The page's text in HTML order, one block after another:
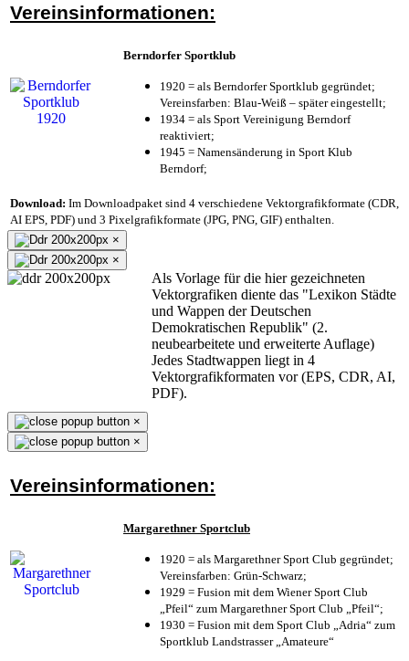
Vereinsinformationen:
Berndorfer Sportklub
1920 = als Berndorfer Sportklub gegründet;
Vereinsfarben: Blau-Weiß – später eingestellt;
1934 = als Sport Vereinigung Berndorf
reaktiviert;
1945 = Namensänderung in Sport Klub
Berndorf;
Download: Im Downloadpaket sind 4 verschiedene Vektorgrafikformate (CDR,
AI EPS, PDF) und 3 Pixelgrafikformate (JPG, PNG, GIF) enthalten.
×
×
Als Vorlage für die hier gezeichneten
Vektorgrafiken diente das "Lexikon Städte
und Wappen der Deutschen
Demokratischen Republik" (2.
neubearbeitete und erweiterte Auflage)
Jedes Stadtwappen liegt in 4
Vektorgrafikformaten vor (EPS, CDR, AI,
PDF).
×
×
Vereinsinformationen:
Margarethner Sportclub
1920 = als Margarethner Sport Club gegründet;
Vereinsfarben: Grün-Schwarz;
1929 = Fusion mit dem Wiener Sport Club
„Pfeil“ zum Margarethner Sport Club „Pfeil“;
1930 = Fusion mit dem Sport Club „Adria“ zum
Sportklub Landstrasser „Amateure“